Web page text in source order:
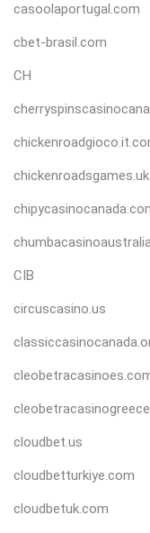
casoolaportugal.com
cbet-brasil.com
CH
CIB
circuscasino.us
cloudbet.us
cloudbetturkiye.com
cloudbetuk.com